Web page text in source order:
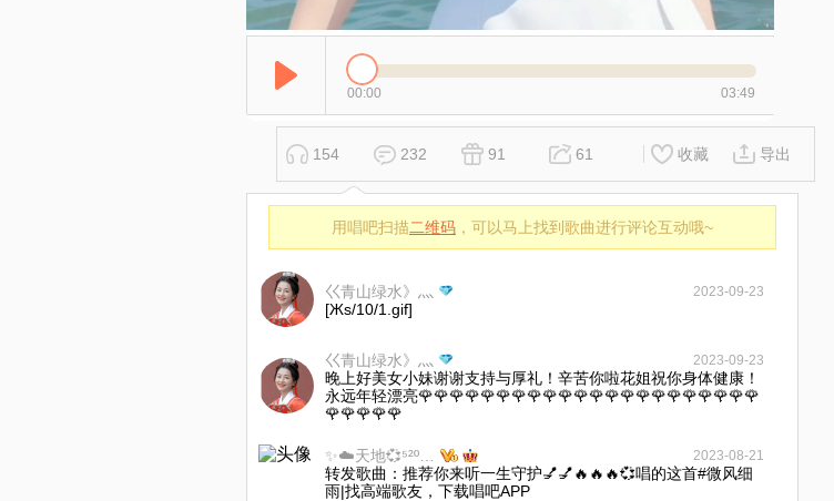
00:00 03:49
154 232 91 61 收藏 导出
用唱吧扫描二维码 ，可以马上找到歌曲进行评论互动哦~
巜青山绿水》灬 2023-09-23
[Жs/10/1.gif]
巜青山绿水》灬 2023-09-23
晚上好美女小妹谢谢支持与厚礼！辛苦你啦花姐祝你身体健康！
永远年轻漂亮🌹🌹🌹🌹🌹🌹🌹🌹🌹🌹🌹🌹🌹🌹🌹🌹🌹🌹🌹🌹🌹🌹
🌹🌹🌹🌹🌹
2023-08-21
转发歌曲：推荐你来听一生守护💅💅🔥🔥🔥💞唱的这首#微风细
雨|找高端歌友，下载唱吧APP